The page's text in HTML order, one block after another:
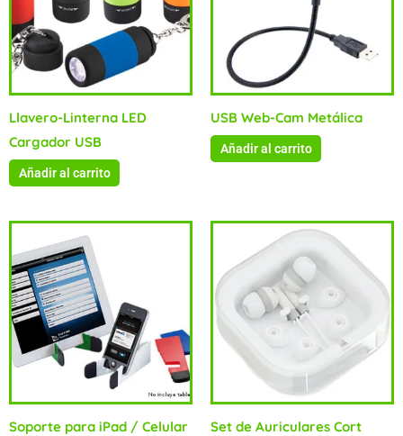
Llavero-Linterna LED
Cargador USB
Añadir al carrito
USB Web-Cam Metálica
Añadir al carrito
Soporte para iPad / Celular Set de Auriculares Cort